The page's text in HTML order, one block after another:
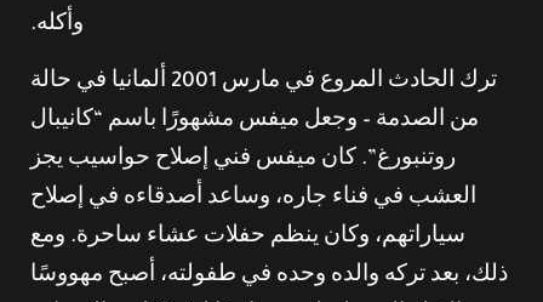
وأكله.
ترك الحادث المروع في مارس 2001 ألمانيا في حالة
من الصدمة – وجعل ميفس مشهورًا باسم “كانيبال
روتنبورغ”. كان ميفس فني إصلاح حواسيب يجز
العشب في فناء جاره، وساعد أصدقاءه في إصلاح
سياراتهم، وكان ينظم حفلات عشاء ساحرة. ومع
ذلك، بعد تركه والده وحده في طفولته، أصبح مهووسًا